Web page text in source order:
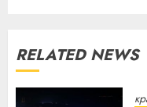
RELATED NEWS